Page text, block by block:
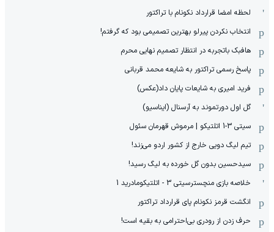
لحظه امضا قرارداد نکونام با تراکتور
انتخاب نکردن پیرلو بهترین تصمیمی بود که گرفتم!
هافبک باتجربه در انتظار تصمیم نهایی محرم
پاسخ رسمی تراکتور به شایعه محمد قربانی
فرید امیری به شایعات پایان داد(عکس)
گل اول دورتموند به آرسنال (ایناسیو)
سیتی 3-1 اتلتیکو | مرموش قهرمان سئول
تیم لیگ دویی خارج از کشور اردو می‌زند!
سیدحسین بدون گل خورده به لیگ رسید!
خلاصه بازی منچسترسیتی 3 - اتلتیکومادرید 1
انگشت قرمز نکونام پای قرارداد تراکتور
حرف زدن از رودری بی‌احترامی به بقیه است!